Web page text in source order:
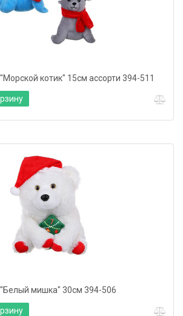
котик" 15см ассорти 394-511
мишка" 30см 394-506